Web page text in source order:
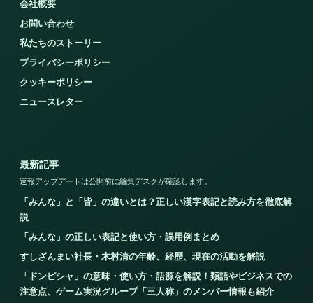
会社概要
お問い合わせ
私たちのストーリー
プライバシーポリシー
クッキーポリシー
ニュースレター
最新記事
速報アップデートは公開前に編集デスクが確認します。
「みんな」と「皆」の違いとは？正しい漢字表記と読み方を徹底解
説
「みんな」の正しい表記と使い方・誤用例まとめ
すしざんまい社長・木村清の年齢、経歴、現在の活動を解説
「ドンピシャ」の意味・使い方・語源を解説！類語やビジネスでの
注意点、ゲーム実況グループ「三人称」のメンバー情報も紹介